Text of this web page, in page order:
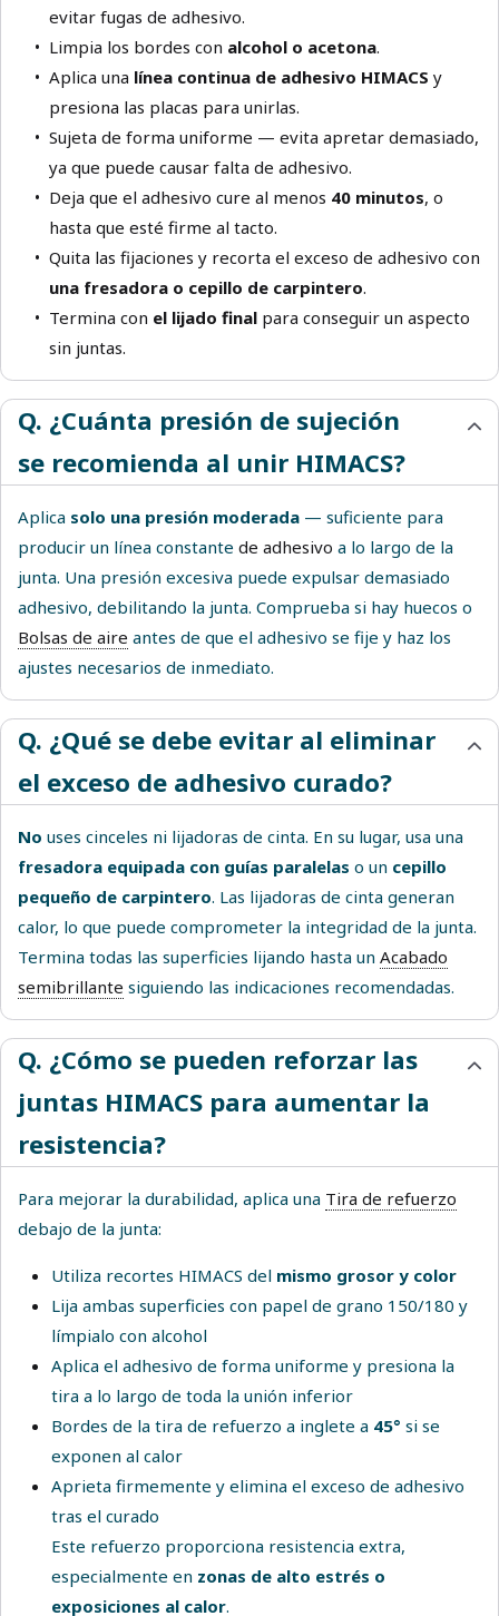
evitar fugas de adhesivo.
Limpia los bordes con alcohol o acetona.
Aplica una línea continua de adhesivo HIMACS y
presiona las placas para unirlas.
Sujeta de forma uniforme — evita apretar demasiado,
ya que puede causar falta de adhesivo.
Deja que el adhesivo cure al menos 40 minutos, o
hasta que esté firme al tacto.
Quita las fijaciones y recorta el exceso de adhesivo con
una fresadora o cepillo de carpintero.
Termina con el lijado final para conseguir un aspecto
sin juntas.
Q. ¿Cuánta presión de sujeción
se recomienda al unir HIMACS?
Aplica solo una presión moderada — suficiente para
producir un línea constante de adhesivo a lo largo de la
junta. Una presión excesiva puede expulsar demasiado
adhesivo, debilitando la junta. Comprueba si hay huecos o
Bolsas de aire antes de que el adhesivo se fije y haz los
ajustes necesarios de inmediato.
Q. ¿Qué se debe evitar al eliminar
el exceso de adhesivo curado?
No uses cinceles ni lijadoras de cinta. En su lugar, usa una
fresadora equipada con guías paralelas o un cepillo
pequeño de carpintero. Las lijadoras de cinta generan
calor, lo que puede comprometer la integridad de la junta.
Termina todas las superficies lijando hasta un Acabado
semibrillante siguiendo las indicaciones recomendadas.
Q. ¿Cómo se pueden reforzar las
juntas HIMACS para aumentar la
resistencia?
Para mejorar la durabilidad, aplica una Tira de refuerzo
debajo de la junta:
Utiliza recortes HIMACS del mismo grosor y color
Lija ambas superficies con papel de grano 150/180 y
límpialo con alcohol
Aplica el adhesivo de forma uniforme y presiona la
tira a lo largo de toda la unión inferior
Bordes de la tira de refuerzo a inglete a 45° si se
exponen al calor
Aprieta firmemente y elimina el exceso de adhesivo
tras el curado
Este refuerzo proporciona resistencia extra,
especialmente en zonas de alto estrés o
exposiciones al calor.